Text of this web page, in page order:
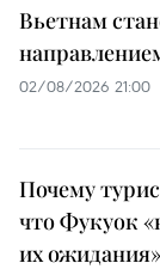
Вьетнам
02/08/2026 21:00
Почему
что Фукуок
их